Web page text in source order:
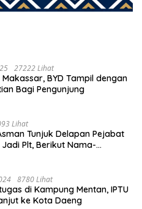
27222 Lihat
Makassar, BYD Tampil dengan
Bagi Pengunjung
Lihat
Tunjuk Delapan Pejabat
Plt, Berikut Nama-
8780 Lihat
di Kampung Mentan, IPTU
ke Kota Daeng